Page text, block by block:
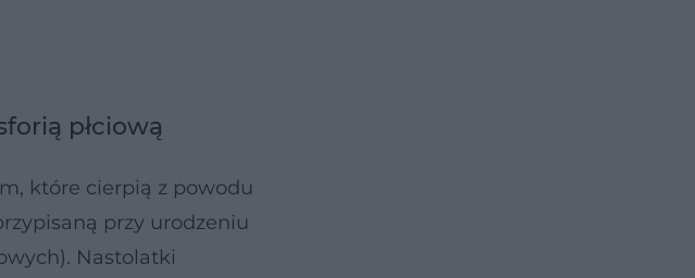
płciową
które cierpią z powodu
przy urodzeniu
Nastolatki